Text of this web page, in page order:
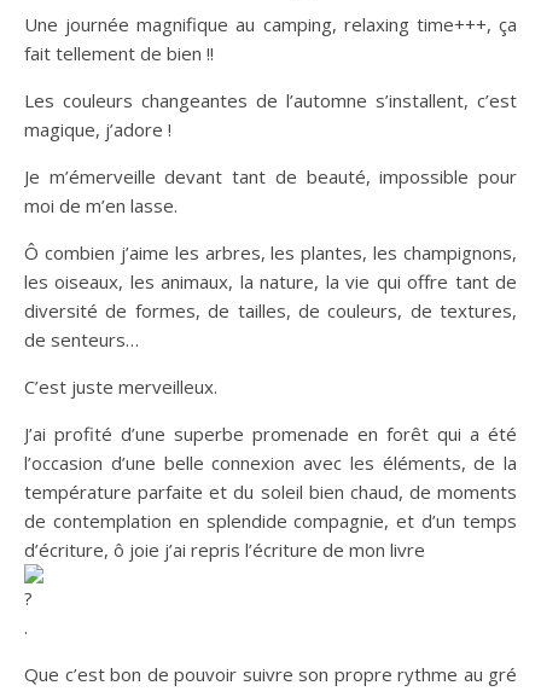
Une journée magnifique au camping, relaxing time+++, ça
fait tellement de bien !!
Les couleurs changeantes de l’automne s’installent, c’est
magique, j’adore !
Je m’émerveille devant tant de beauté, impossible pour
moi de m’en lasse.
Ô combien j’aime les arbres, les plantes, les champignons,
les oiseaux, les animaux, la nature, la vie qui offre tant de
diversité de formes, de tailles, de couleurs, de textures,
de senteurs…
C’est juste merveilleux.
J’ai profité d’une superbe promenade en forêt qui a été
l’occasion d’une belle connexion avec les éléments, de la
température parfaite et du soleil bien chaud, de moments
de contemplation en splendide compagnie, et d’un temps
d’écriture, ô joie j’ai repris l’écriture de mon livre
.
Que c’est bon de pouvoir suivre son propre rythme au gré